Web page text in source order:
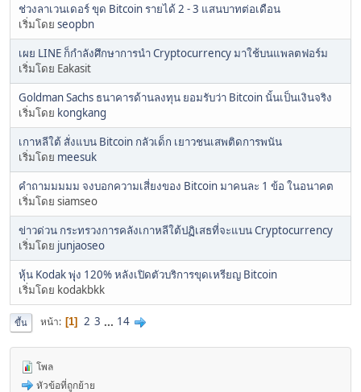
ช่วงลาเวนเดอร์ ขุด Bitcoin รายได้ 2 - 3 แสนบาทต่อเดือน
เริ่มโดย seopbn
เผย LINE ก็กำลังศึกษาการนำ Cryptocurrency มาใช้บนแพลตฟอร์ม
เริ่มโดย Eakasit
Goldman Sachs ธนาคารด้านลงทุน ยอมรับว่า Bitcoin นั้นเป็นเงินจริง
เริ่มโดย kongkang
เกาหลีใต้ สั่งแบน Bitcoin กลัวเด็ก เยาวชนเสพติดการพนัน
เริ่มโดย meesuk
คำถามมมมม จงบอกความเสี่ยงของ Bitcoin มาคนละ 1 ข้อ ในอนาคต
เริ่มโดย siamseo
ข่าวด่วน กระทรวงการคลังเกาหลีใต้ปฏิเสธที่จะแบน Cryptocurrency
เริ่มโดย junjaoseo
หุ้น Kodak พุุ่ง 120% หลังเปิดตัวบริการขุดเหรียญ Bitcoin
เริ่มโดย kodakbkk
ขึ้น หน้า 1 2 3 ... 14
โพล
หัวข้อที่ถูกย้าย